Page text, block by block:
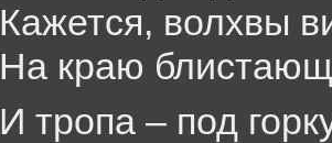
Кажется, волхвы
На краю
И тропа – под